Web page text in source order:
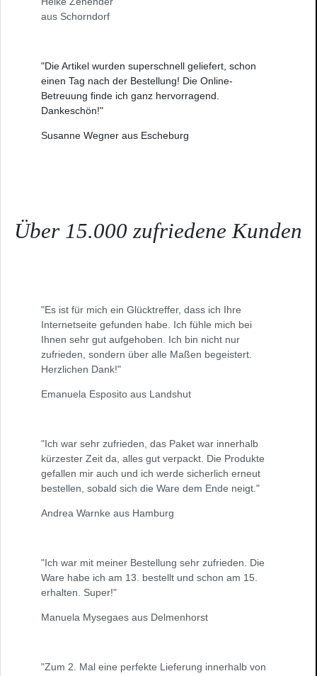
aus Schorndorf
"Die Artikel wurden superschnell geliefert, schon
einen Tag nach der Bestellung! Die Online-
Betreuung finde ich ganz hervorragend.
Dankeschön!"
Susanne Wegner aus Escheburg
Über 15.000 zufriedene Kunden
"Es ist für mich ein Glücktreffer, dass ich Ihre
Internetseite gefunden habe. Ich fühle mich bei
Ihnen sehr gut aufgehoben. Ich bin nicht nur
zufrieden, sondern über alle Maßen begeistert.
Herzlichen Dank!"
Emanuela Esposito aus Landshut
"Ich war sehr zufrieden, das Paket war innerhalb
kürzester Zeit da, alles gut verpackt. Die Produkte
gefallen mir auch und ich werde sicherlich erneut
bestellen, sobald sich die Ware dem Ende neigt."
Andrea Warnke aus Hamburg
"Ich war mit meiner Bestellung sehr zufrieden. Die
Ware habe ich am 13. bestellt und schon am 15.
erhalten. Super!"
Manuela Mysegaes aus Delmenhorst
"Zum 2. Mal eine perfekte Lieferung innerhalb von